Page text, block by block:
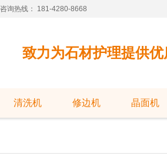
咨询热线： 181-4280-8668
致力为石材护理提供
清洗机 修边机 晶面机